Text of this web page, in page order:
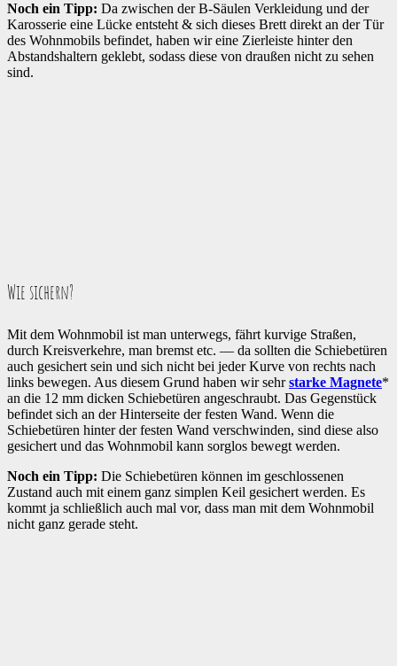
Noch ein Tipp: Da zwischen der B-Säulen Verkleidung und der
Karosserie eine Lücke entsteht & sich dieses Brett direkt an der Tür
des Wohnmobils befindet, haben wir eine Zierleiste hinter den
Abstandshaltern geklebt, sodass diese von draußen nicht zu sehen
sind.
Wie sichern?
Mit dem Wohnmobil ist man unterwegs, fährt kurvige Straßen,
durch Kreisverkehre, man bremst etc. — da sollten die Schiebetüren
auch gesichert sein und sich nicht bei jeder Kurve von rechts nach
links bewegen. Aus diesem Grund haben wir sehrstarke Magnete*
an die 12 mm dicken Schiebetüren angeschraubt. Das Gegenstück
befindet sich an der Hinterseite der festen Wand. Wenn die
Schiebetüren hinter der festen Wand verschwinden, sind diese also
gesichert und das Wohnmobil kann sorglos bewegt werden.
Noch ein Tipp: Die Schiebetüren können im geschlossenen
Zustand auch mit einem ganz simplen Keil gesichert werden. Es
kommt ja schließlich auch mal vor, dass man mit dem Wohnmobil
nicht ganz gerade steht.